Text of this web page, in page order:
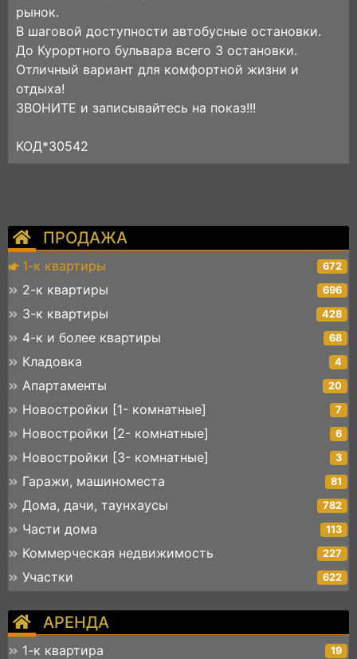
ПРОДАЖА
1-к квартиры 672
2-к квартиры 696
3-к квартиры 428
4-к и более квартиры 68
Кладовка 4
Апартаменты 20
Новостройки [1- комнатные] 7
Новостройки [2- комнатные] 6
Новостройки [3- комнатные] 3
Гаражи, машиноместа 81
Дома, дачи, таунхаусы 782
Части дома 113
Коммерческая недвижимость 227
Участки 622
АРЕНДА
1-к квартира 19
рынок.
В шаговой доступности автобусные остановки.
До Курортного бульвара всего 3 остановки.
Отличный вариант для комфортной жизни и
отдыха!
ЗВОНИТЕ и записывайтесь на показ!!!
КОД*30542